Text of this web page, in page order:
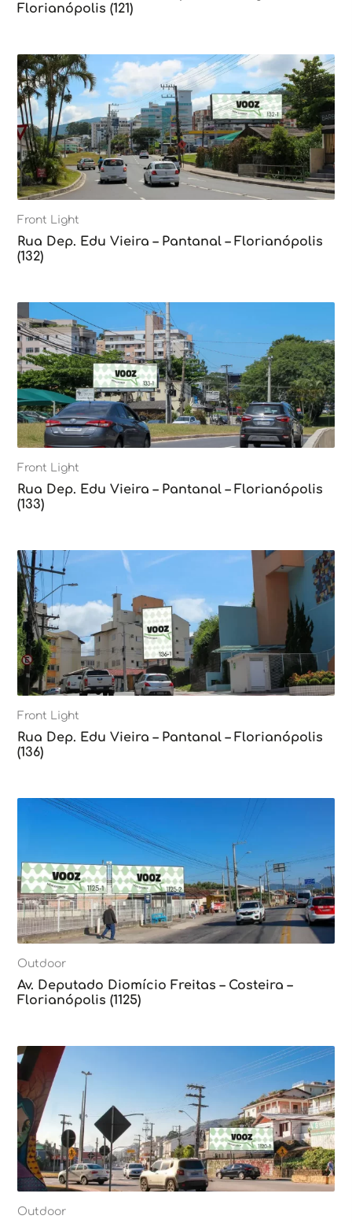
Florianópolis (121)
Front Light
Rua Dep. Edu Vieira – Pantanal – Florianópolis
(132)
Front Light
Rua Dep. Edu Vieira – Pantanal – Florianópolis
(133)
Front Light
Rua Dep. Edu Vieira – Pantanal – Florianópolis
(136)
Outdoor
Av. Deputado Diomício Freitas – Costeira –
Florianópolis (1125)
Outdoor